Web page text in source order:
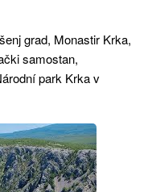
grad, Monastir Krka,
samostan,
park Krka v